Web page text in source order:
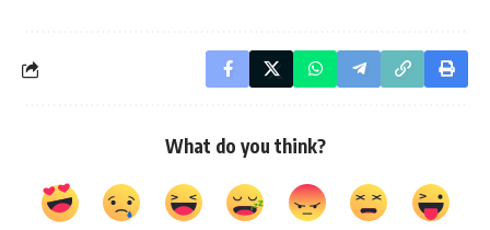
What do you think?